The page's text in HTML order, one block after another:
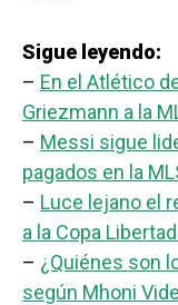
Sigue leyendo:
– En el Atlético
Griezmann a la
– Messi sigue
pagados en la
– Luce lejano el
a la Copa
– ¿Quiénes son
según Mhoni